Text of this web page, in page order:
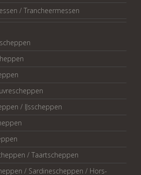
/ Trancheermessen
/ IJsscheppen
/ Taartscheppen
/ Sardinescheppen / Hors-